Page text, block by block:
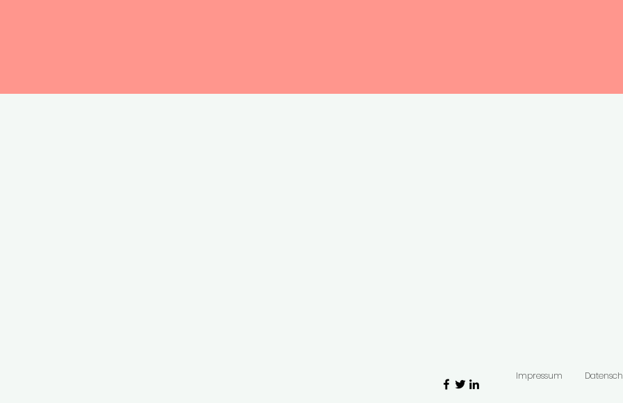
Impressum